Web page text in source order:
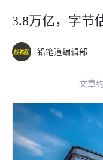
3.8万亿，字节
铅笔道编辑部
文章